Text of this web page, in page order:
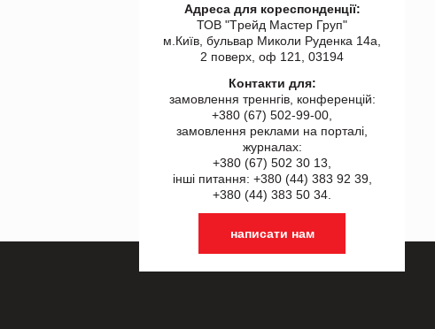
Адреса для кореспонденції:
ТОВ "Tрейд Мастер Груп"
м.Київ, бульвар Миколи Руденка 14а,
2 поверх, оф 121, 03194
Контакти для:
замовлення треннгів, конференцій:
+380 (67) 502-99-00,
замовлення реклами на порталі,
журналах:
+380 (67) 502 30 13,
інші питання: +380 (44) 383 92 39,
+380 (44) 383 50 34.
написати нам